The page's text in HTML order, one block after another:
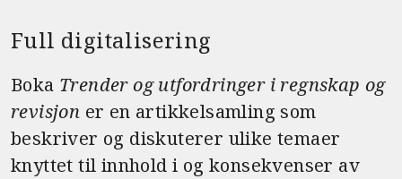
Full digitalisering
Boka Trender og utfordringer i regnskap og
revisjon er en artikkelsamling som
beskriver og diskuterer ulike temaer
knyttet til innhold i og konsekvenser av